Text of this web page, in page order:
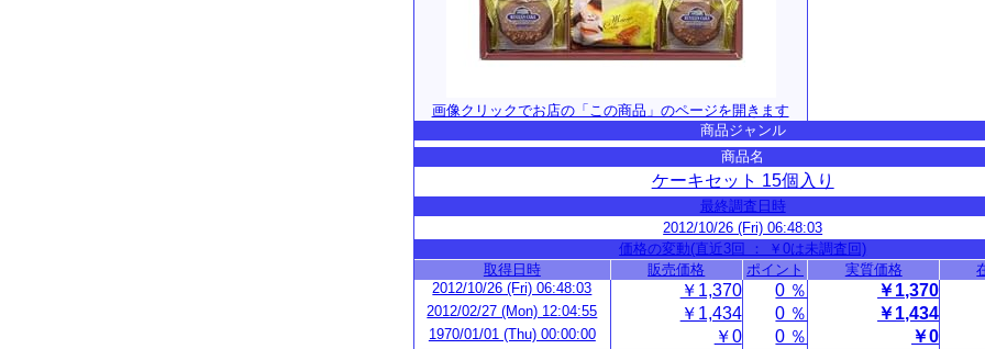
画像クリックでお店の「この商品」のページを開きます
商品ジャンル
商品名
ケーキセット 15個入り
最終調査日時
2012/10/26 (Fri) 06:48:03
価格の変動(直近3回 ： ￥0は未調査回)
取得日時
販売価格 ポイント 実質価格
2012/10/26 (Fri) 06:48:03
￥1,370 0 ％ ￥1,370
2012/02/27 (Mon) 12:04:55 ￥1,434 0 ％ ￥1,434
1970/01/01 (Thu) 00:00:00 ￥0 0 ％ ￥0